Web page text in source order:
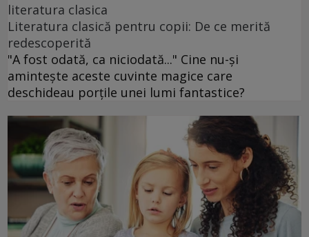
literatura clasica
Literatura clasică pentru copii: De ce merită
redescoperită
"A fost odată, ca niciodată..." Cine nu-și
amintește aceste cuvinte magice care
deschideau porțile unei lumi fantastice?